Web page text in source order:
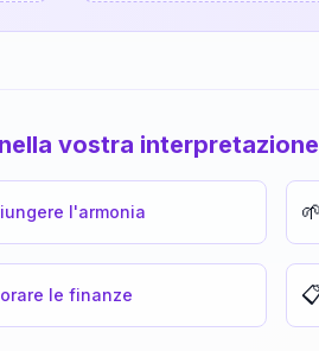
vostra
l'armonia 🌱
le finanze